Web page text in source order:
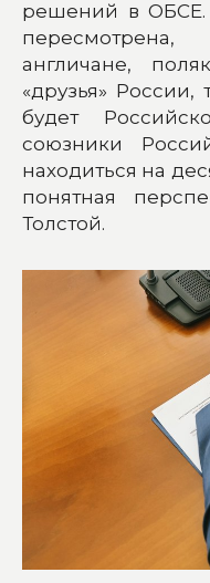
решений в ОБСЕ.
англичане,
«друзья»
будет
союзники
находиться на
понятная
Толстой.